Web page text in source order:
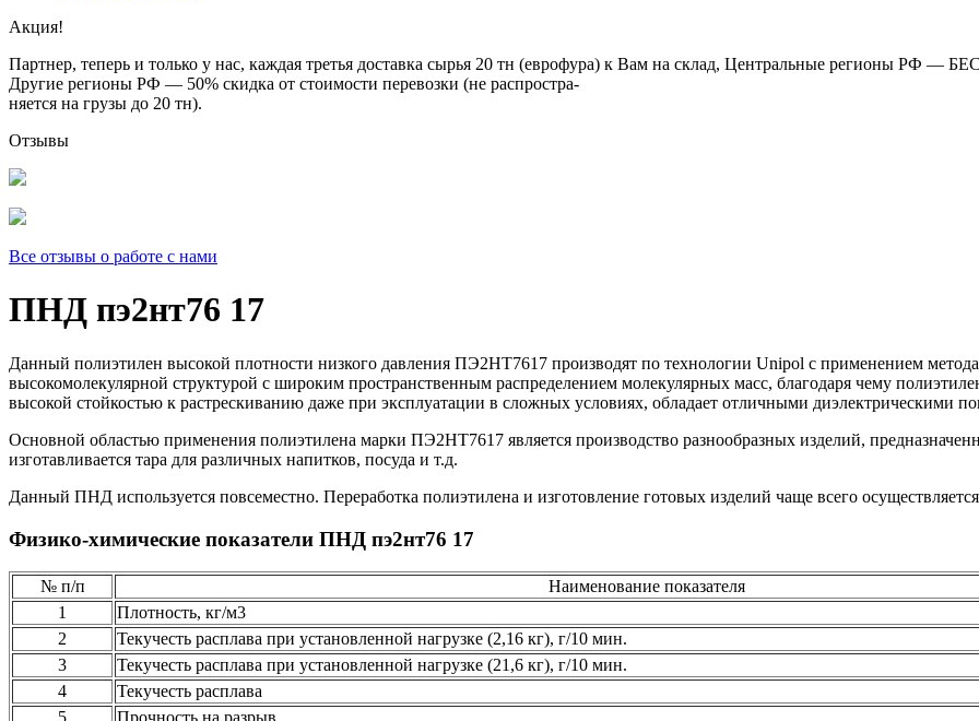
Акция!
Партнер, теперь и только у нас, каждая третья доставка сырья 20 тн (еврофура) к Вам на склад, Центральные регионы РФ —
Другие регионы РФ — 50% скидка от стоимости перевозки (не распростра-
няется на грузы до 20 тн).
Отзывы
Все отзывы о работе с нами
ПНД пэ2нт76 17
Данный полиэтилен высокой плотности низкого давления ПЭ2НТ7617 производят по технологии Unipol с применением
высокомолекулярной структурой с широким пространственным распределением молекулярных масс, благодаря чему
высокой стойкостью к растрескиванию даже при эксплуатации в сложных условиях, обладает отличными диэлектрическими
Основной областью применения полиэтилена марки ПЭ2НТ7617 является производство разнообразных изделий,
изготавливается тара для различных напитков, посуда и т.д.
Данный ПНД используется повсеместно. Переработка полиэтилена и изготовление готовых изделий чаще всего
Физико-химические показатели ПНД пэ2нт76 17
№ п/п Наименование показателя
1
Плотность, кг/м3
2
Текучесть расплава при установленной нагрузке (2,16 кг), г/10 мин.
3
Текучесть расплава при установленной нагрузке (21,6 кг), г/10 мин.
4
Текучесть расплава